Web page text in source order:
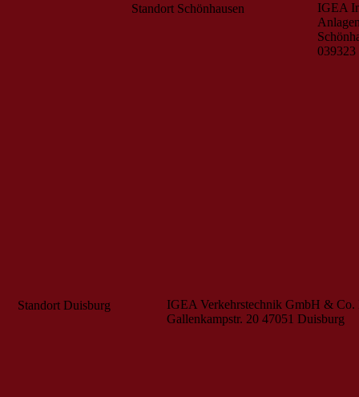
IGEA
039323
Standort Schönhausen
IGEA Verkehrstechnik GmbH &
Gallenkampstr. 20 47051 Duisburg
Standort Duisburg